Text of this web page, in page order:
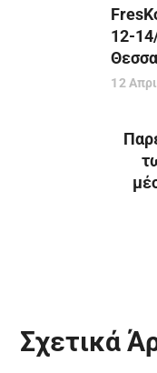
12-
12
Σχετικά